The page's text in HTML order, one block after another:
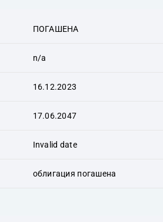
ПОГАШЕНА
n/a
16.12.2023
17.06.2047
Invalid date
облигация погашена